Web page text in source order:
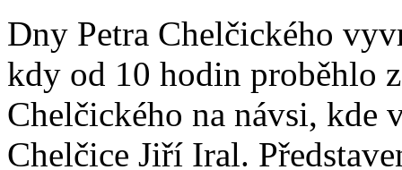
Dny Petra Chelčického
kdy od 10 hodin proběhlo
Chelčického na návsi, kde
Chelčice Jiří Iral.